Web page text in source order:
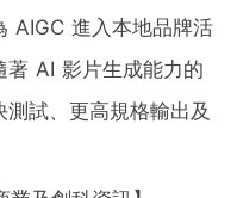
AIGC 進入本地品牌活
著 AI 影片生成能力的
試、更高規格輸出及